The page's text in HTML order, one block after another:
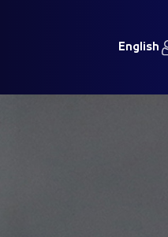
English